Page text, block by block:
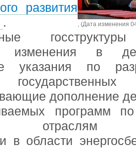
, (Дата изменения
развития
.
изменения в
указания по
государственных
дополнение
программ
отраслям
в области